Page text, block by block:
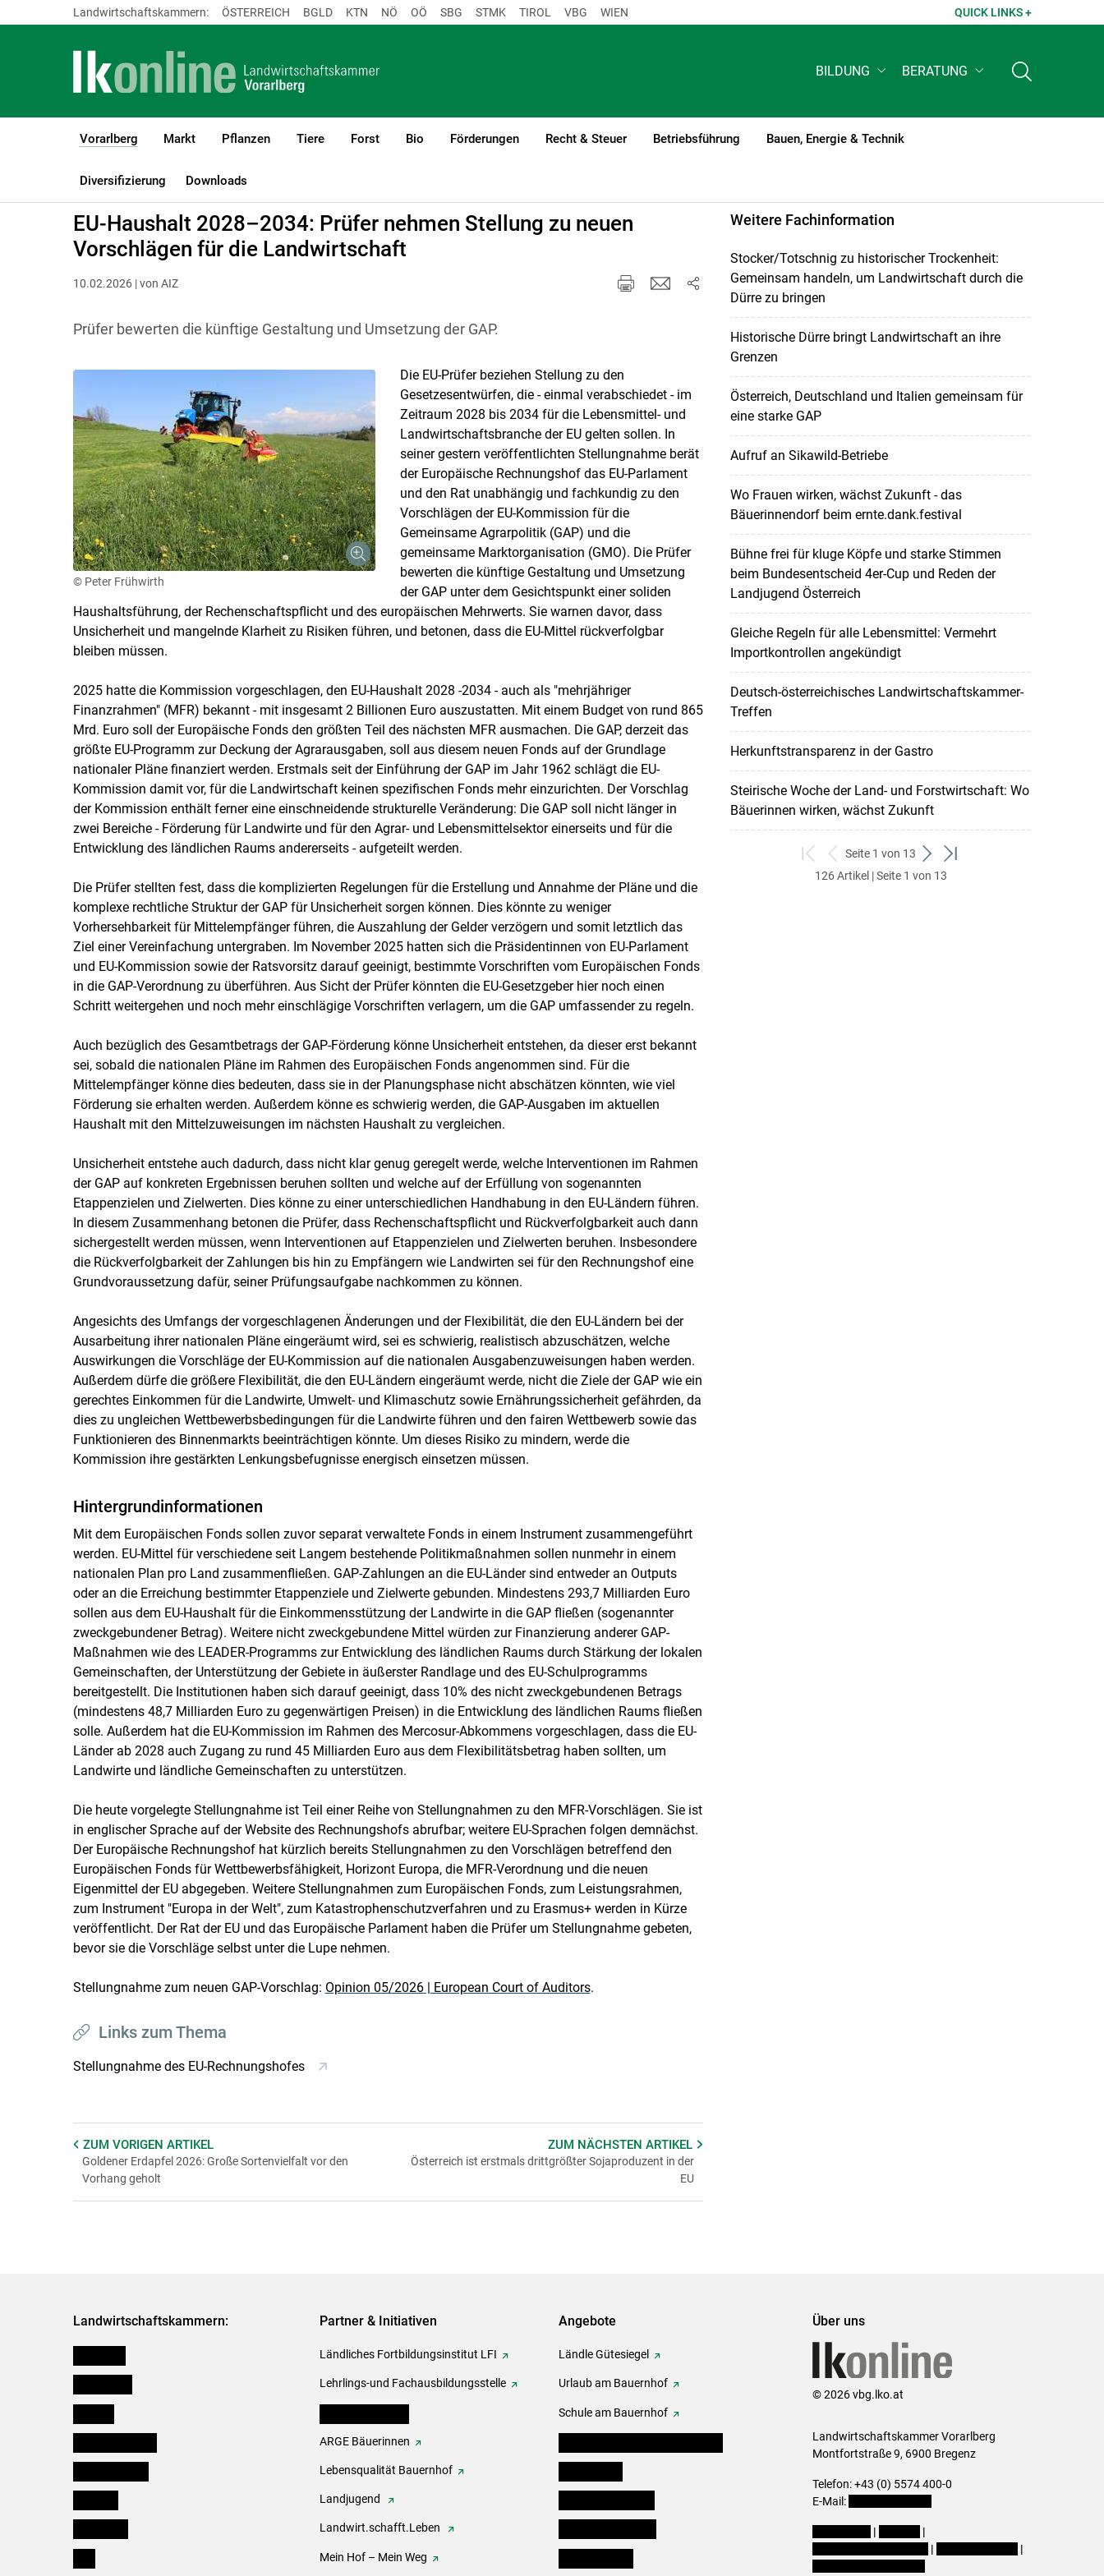
Skip to main content
Landwirtschaftskammern: ÖSTERREICH BGLD KTN NÖ OÖ SBG STMK TIROL VBG WIEN QUICK LINKS +
BILDUNG BERATUNG
Vorarlberg
(current)1
Markt Pflanzen Tiere Forst Bio Förderungen Recht & Steuer Betriebsführung Bauen, Energie & Technik
Diversifizierung Downloads
LK Vorarlberg Vorarlberg
EU-Haushalt 2028–2034: Prüfer nehmen Stellung zu neuen
Vorschlägen für die Landwirtschaft
10.02.2026 | von AIZ
Prüfer bewerten die künftige Gestaltung und Umsetzung der GAP.
© Peter Frühwirth
Die EU-Prüfer beziehen Stellung zu den
Gesetzesentwürfen, die - einmal verabschiedet - im
Zeitraum 2028 bis 2034 für die Lebensmittel- und
Landwirtschaftsbranche der EU gelten sollen. In
seiner gestern veröffentlichten Stellungnahme berät
der Europäische Rechnungshof das EU-Parlament
und den Rat unabhängig und fachkundig zu den
Vorschlägen der EU-Kommission für die
Gemeinsame Agrarpolitik (GAP) und die
gemeinsame Marktorganisation (GMO). Die Prüfer
bewerten die künftige Gestaltung und Umsetzung
der GAP unter dem Gesichtspunkt einer soliden
Haushaltsführung, der Rechenschaftspflicht und des europäischen Mehrwerts. Sie warnen davor, dass
Unsicherheit und mangelnde Klarheit zu Risiken führen, und betonen, dass die EU-Mittel rückverfolgbar
bleiben müssen.
2025 hatte die Kommission vorgeschlagen, den EU-Haushalt 2028 -2034 - auch als "mehrjähriger
Finanzrahmen" (MFR) bekannt - mit insgesamt 2 Billionen Euro auszustatten. Mit einem Budget von rund 865
Mrd. Euro soll der Europäische Fonds den größten Teil des nächsten MFR ausmachen. Die GAP, derzeit das
größte EU-Programm zur Deckung der Agrarausgaben, soll aus diesem neuen Fonds auf der Grundlage
nationaler Pläne finanziert werden. Erstmals seit der Einführung der GAP im Jahr 1962 schlägt die EU-
Kommission damit vor, für die Landwirtschaft keinen spezifischen Fonds mehr einzurichten. Der Vorschlag
der Kommission enthält ferner eine einschneidende strukturelle Veränderung: Die GAP soll nicht länger in
zwei Bereiche - Förderung für Landwirte und für den Agrar- und Lebensmittelsektor einerseits und für die
Entwicklung des ländlichen Raums andererseits - aufgeteilt werden.
Die Prüfer stellten fest, dass die komplizierten Regelungen für die Erstellung und Annahme der Pläne und die
komplexe rechtliche Struktur der GAP für Unsicherheit sorgen können. Dies könnte zu weniger
Vorhersehbarkeit für Mittelempfänger führen, die Auszahlung der Gelder verzögern und somit letztlich das
Ziel einer Vereinfachung untergraben. Im November 2025 hatten sich die Präsidentinnen von EU-Parlament
und EU-Kommission sowie der Ratsvorsitz darauf geeinigt, bestimmte Vorschriften vom Europäischen Fonds
in die GAP-Verordnung zu überführen. Aus Sicht der Prüfer könnten die EU-Gesetzgeber hier noch einen
Schritt weitergehen und noch mehr einschlägige Vorschriften verlagern, um die GAP umfassender zu regeln.
Auch bezüglich des Gesamtbetrags der GAP-Förderung könne Unsicherheit entstehen, da dieser erst bekannt
sei, sobald die nationalen Pläne im Rahmen des Europäischen Fonds angenommen sind. Für die
Mittelempfänger könne dies bedeuten, dass sie in der Planungsphase nicht abschätzen könnten, wie viel
Förderung sie erhalten werden. Außerdem könne es schwierig werden, die GAP-Ausgaben im aktuellen
Haushalt mit den Mittelzuweisungen im nächsten Haushalt zu vergleichen.
Unsicherheit entstehe auch dadurch, dass nicht klar genug geregelt werde, welche Interventionen im Rahmen
der GAP auf konkreten Ergebnissen beruhen sollten und welche auf der Erfüllung von sogenannten
Etappenzielen und Zielwerten. Dies könne zu einer unterschiedlichen Handhabung in den EU-Ländern führen.
In diesem Zusammenhang betonen die Prüfer, dass Rechenschaftspflicht und Rückverfolgbarkeit auch dann
sichergestellt werden müssen, wenn Interventionen auf Etappenzielen und Zielwerten beruhen. Insbesondere
die Rückverfolgbarkeit der Zahlungen bis hin zu Empfängern wie Landwirten sei für den Rechnungshof eine
Grundvoraussetzung dafür, seiner Prüfungsaufgabe nachkommen zu können.
Angesichts des Umfangs der vorgeschlagenen Änderungen und der Flexibilität, die den EU-Ländern bei der
Ausarbeitung ihrer nationalen Pläne eingeräumt wird, sei es schwierig, realistisch abzuschätzen, welche
Auswirkungen die Vorschläge der EU-Kommission auf die nationalen Ausgabenzuweisungen haben werden.
Außerdem dürfe die größere Flexibilität, die den EU-Ländern eingeräumt werde, nicht die Ziele der GAP wie ein
gerechtes Einkommen für die Landwirte, Umwelt- und Klimaschutz sowie Ernährungssicherheit gefährden, da
dies zu ungleichen Wettbewerbsbedingungen für die Landwirte führen und den fairen Wettbewerb sowie das
Funktionieren des Binnenmarkts beeinträchtigen könnte. Um dieses Risiko zu mindern, werde die
Kommission ihre gestärkten Lenkungsbefugnisse energisch einsetzen müssen.
Hintergrundinformationen
Mit dem Europäischen Fonds sollen zuvor separat verwaltete Fonds in einem Instrument zusammengeführt
werden. EU-Mittel für verschiedene seit Langem bestehende Politikmaßnahmen sollen nunmehr in einem
nationalen Plan pro Land zusammenfließen. GAP-Zahlungen an die EU-Länder sind entweder an Outputs
oder an die Erreichung bestimmter Etappenziele und Zielwerte gebunden. Mindestens 293,7 Milliarden Euro
sollen aus dem EU-Haushalt für die Einkommensstützung der Landwirte in die GAP fließen (sogenannter
zweckgebundener Betrag). Weitere nicht zweckgebundene Mittel würden zur Finanzierung anderer GAP-
Maßnahmen wie des LEADER-Programms zur Entwicklung des ländlichen Raums durch Stärkung der lokalen
Gemeinschaften, der Unterstützung der Gebiete in äußerster Randlage und des EU-Schulprogramms
bereitgestellt. Die Institutionen haben sich darauf geeinigt, dass 10% des nicht zweckgebundenen Betrags
(mindestens 48,7 Milliarden Euro zu gegenwärtigen Preisen) in die Entwicklung des ländlichen Raums fließen
solle. Außerdem hat die EU-Kommission im Rahmen des Mercosur-Abkommens vorgeschlagen, dass die EU-
Länder ab 2028 auch Zugang zu rund 45 Milliarden Euro aus dem Flexibilitätsbetrag haben sollten, um
Landwirte und ländliche Gemeinschaften zu unterstützen.
Die heute vorgelegte Stellungnahme ist Teil einer Reihe von Stellungnahmen zu den MFR-Vorschlägen. Sie ist
in englischer Sprache auf der Website des Rechnungshofs abrufbar; weitere EU-Sprachen folgen demnächst.
Der Europäische Rechnungshof hat kürzlich bereits Stellungnahmen zu den Vorschlägen betreffend den
Europäischen Fonds für Wettbewerbsfähigkeit, Horizont Europa, die MFR-Verordnung und die neuen
Eigenmittel der EU abgegeben. Weitere Stellungnahmen zum Europäischen Fonds, zum Leistungsrahmen,
zum Instrument "Europa in der Welt", zum Katastrophenschutzverfahren und zu Erasmus+ werden in Kürze
veröffentlicht. Der Rat der EU und das Europäische Parlament haben die Prüfer um Stellungnahme gebeten,
bevor sie die Vorschläge selbst unter die Lupe nehmen.
Stellungnahme zum neuen GAP-Vorschlag: Opinion 05/2026 | European Court of Auditors.
Links zum Thema
Stellungnahme des EU-Rechnungshofes
ZUM VORIGEN ARTIKEL
Goldener Erdapfel 2026: Große Sortenvielfalt vor den
Vorhang geholt
ZUM NÄCHSTENARTIKEL
Österreich ist erstmals drittgrößter Sojaproduzent in der
EU
Weitere Fachinformation
Stocker/Totschnig zu historischer Trockenheit:
Gemeinsam handeln, um Landwirtschaft durch die
Dürre zu bringen
Historische Dürre bringt Landwirtschaft an ihre
Grenzen
Österreich, Deutschland und Italien gemeinsam für
eine starke GAP
Aufruf an Sikawild-Betriebe
Wo Frauen wirken, wächst Zukunft - das
Bäuerinnendorf beim ernte.dank.festival
Bühne frei für kluge Köpfe und starke Stimmen
beim Bundesentscheid 4er-Cup und Reden der
Landjugend Österreich
Gleiche Regeln für alle Lebensmittel: Vermehrt
Importkontrollen angekündigt
Deutsch-österreichisches Landwirtschaftskammer-
Treffen
Herkunftstransparenz in der Gastro
Steirische Woche der Land- und Forstwirtschaft: Wo
Bäuerinnen wirken, wächst Zukunft
zum
ersten
zurück
zum
Seite 1 von 13
weiter
zum
zum
126 Artikel | Seite 1 von 13
Landwirtschaftskammern: Partner & Initiativen
Ländliches Fortbildungsinstitut LFI
Lehrlings-und Fachausbildungsstelle
ARGE Bäuerinnen
Lebensqualität Bauernhof
Landjugend
Landwirt.schafft.Leben
Mein Hof – Mein Weg
Angebote
Ländle Gütesiegel
Urlaub am Bauernhof
Schule am Bauernhof
Über uns
© 2026 vbg.lko.at
Landwirtschaftskammer Vorarlberg
Montfortstraße 9, 6900 Bregenz
Telefon: +43 (0) 5574 400-0
E-Mail:
|
|
|
|